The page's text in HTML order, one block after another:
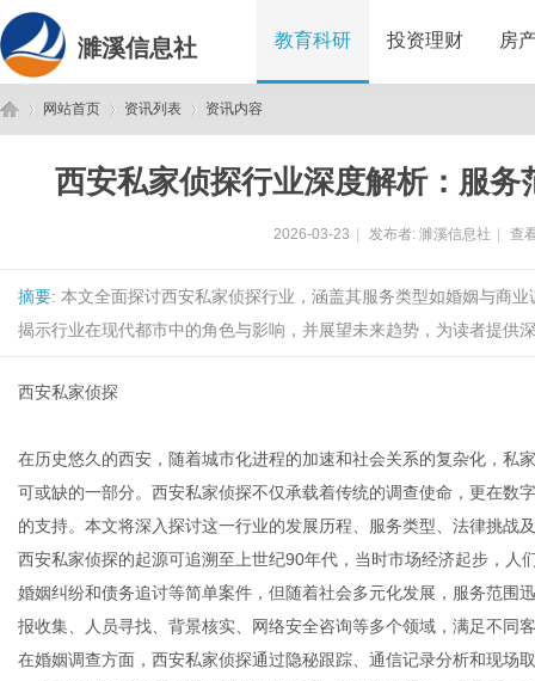
濉溪信息社 教育科研 投资理财 房
网站首页 资讯列表 资讯内容
西安私家侦探行业深度解析：服
2026-03-23 发布者: 濉溪信息社 查
摘要: 本文全面探讨西安私家侦探行业，涵盖其服务类型如婚姻与商
揭示行业在现代都市中的角色与影响，并展望未来趋势，为读者提供
西安私家侦探
在历史悠久的西安，随着城市化进程的加速和社会关系的复杂化，私
可或缺的一部分。西安私家侦探不仅承载着传统的调查使命，更在数
的支持。本文将深入探讨这一行业的发展历程、服务类型、法律挑战
西安私家侦探的起源可追溯至上世纪90年代，当时市场经济起步，
婚姻纠纷和债务追讨等简单案件，但随着社会多元化发展，服务范围
报收集、人员寻找、背景核实、网络安全咨询等多个领域，满足不同
在婚姻调查方面，西安私家侦探通过隐秘跟踪、通信记录分析和现场